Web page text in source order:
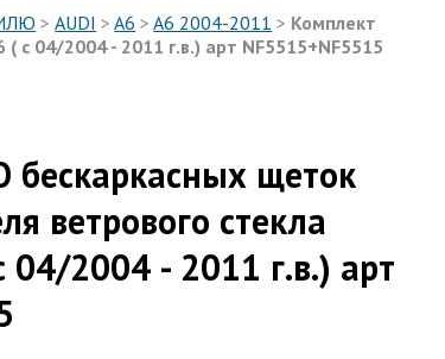
>AUDI >A6 >A6 2004-2011 > Комплект
( с 04/2004 - 2011 г.в.) арт NF5515+NF5515
бескаркасных щеток
ветрового стекла
04/2004 - 2011 г.в.) арт